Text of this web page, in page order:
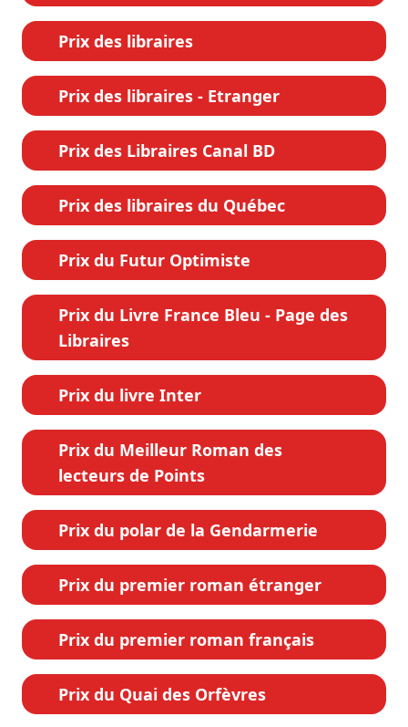
Prix des libraires
Prix des libraires - Etranger
Prix des Libraires Canal BD
Prix des libraires du Québec
Prix du Futur Optimiste
Prix du Livre France Bleu - Page des
Libraires
Prix du livre Inter
Prix du Meilleur Roman des
lecteurs de Points
Prix du polar de la Gendarmerie
Prix du premier roman étranger
Prix du premier roman français
Prix du Quai des Orfèvres